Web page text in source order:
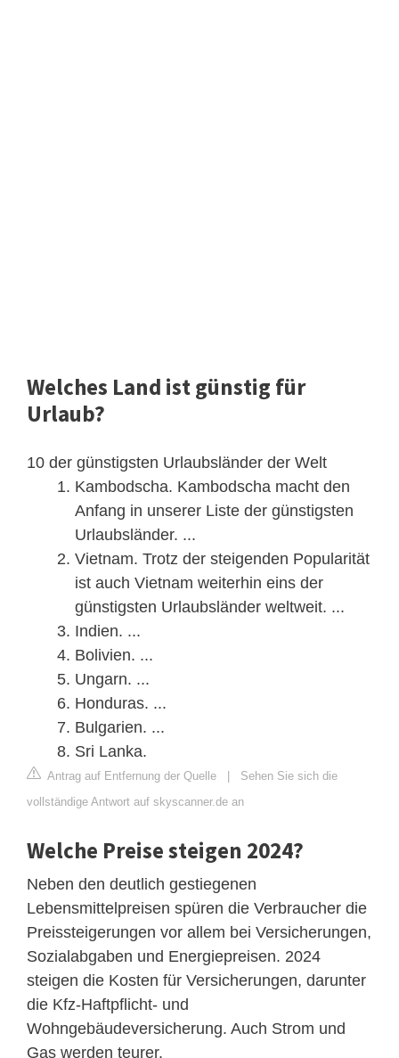
Welches Land ist günstig für
Urlaub?
10 der günstigsten Urlaubsländer der Welt
Kambodscha. Kambodscha macht den
Anfang in unserer Liste der günstigsten
Urlaubsländer. ...
Vietnam. Trotz der steigenden Popularität
ist auch Vietnam weiterhin eins der
günstigsten Urlaubsländer weltweit. ...
Indien. ...
Bolivien. ...
Ungarn. ...
Honduras. ...
Bulgarien. ...
Sri Lanka.
Antrag auf Entfernung der Quelle | Sehen Sie sich die
vollständige Antwort auf skyscanner.de an
Welche Preise steigen 2024?
Neben den deutlich gestiegenen
Lebensmittelpreisen spüren die Verbraucher die
Preissteigerungen vor allem bei Versicherungen,
Sozialabgaben und Energiepreisen. 2024
steigen die Kosten für Versicherungen, darunter
die Kfz-Haftpflicht- und
Wohngebäudeversicherung. Auch Strom und
Gas werden teurer.